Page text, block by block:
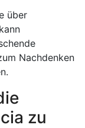
über
Nachdenken
zu